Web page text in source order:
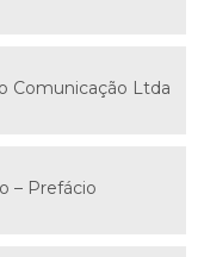
Comunicação Ltda
– Prefácio